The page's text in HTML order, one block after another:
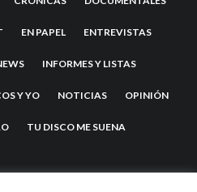
EN PAPEL ENTREVISTAS
INFORMES Y LISTAS
Y YO NOTICIAS OPINIÓN
TU DISCO ME SUENA